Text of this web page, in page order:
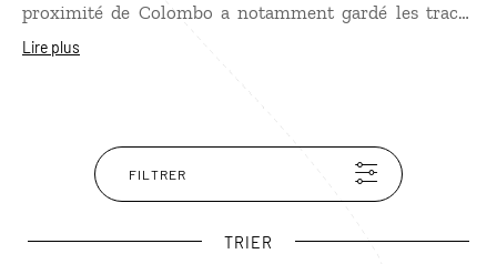
proximité de Colombo a notamment gardé les traces
des occupants hollandais qui ont construit un canal
nombreux qu'ailleurs dans le pays, valent à Negombo
d'être surnommée "la petite Rome". Negombo est aussi
connu pour la profusion et la saveur de ses noix de
votre détente sur la plage.
Lire plus
FILTRER
TRIER